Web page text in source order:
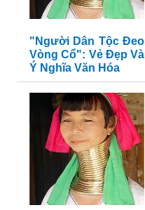
"Người Dân Tộc Đeo
Vòng Cổ": Vẻ Đẹp Và
Ý Nghĩa Văn Hóa